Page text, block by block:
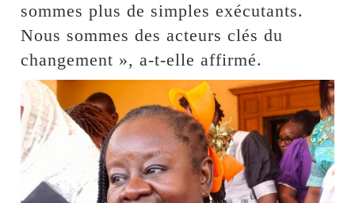
sommes plus de simples exécutants.
Nous sommes des acteurs clés du
changement », a-t-elle affirmé.